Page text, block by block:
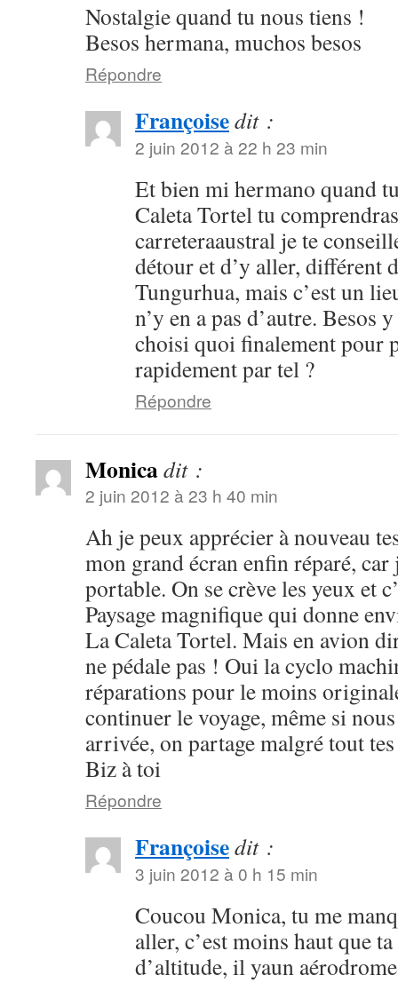
Nostalgie quand tu nous tiens !
Besos hermana, muchos besos
Répondre
Françoisedit :
2 juin 2012 à 22 h 23 min
Et bien mi hermano quand
Caleta Tortel tu
carreteraaustral je te
détour et d’y aller, différent
Tungurhua, mais c’est un
n’y en a pas d’autre. Besos
choisi quoi finalement pour
rapidement par tel ?
Répondre
Monicadit :
2 juin 2012 à 23 h 40 min
Ah je peux apprécier à nouveau
mon grand écran enfin réparé, car
portable. On se crève les yeux et
Paysage magnifique qui donne
La Caleta Tortel. Mais en avion
ne pédale pas ! Oui la cyclo
réparations pour le moins
continuer le voyage, même si
arrivée, on partage malgré tout
Biz à toi
Répondre
Françoisedit :
3 juin 2012 à 0 h 15 min
Coucou Monica, tu me
aller, c’est moins haut que
d’altitude, il yaun